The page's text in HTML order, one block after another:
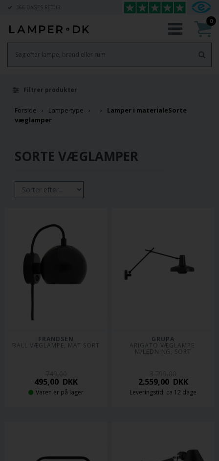
366 DAGES RETUR
0
Filtrer produkter
Forside Lampe-type Lamper i materialeSorte
væglamper
SORTE VÆGLAMPER
FRANDSEN
BALL VÆGLAMPE, MAT SORT
495,00 DKK
Varen er på lager
GRUPA
ARIGATO VÆGLAMPE
M/LEDNING, SORT
2.559,00DKK
Leveringstid: ca 12 dage